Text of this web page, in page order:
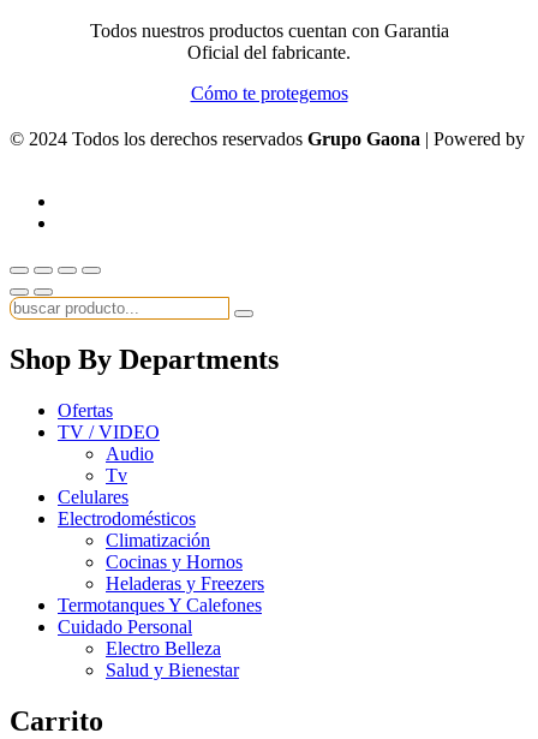
Todos nuestros productos cuentan con Garantia
Oficial del fabricante.
Cómo te protegemos
© 2024 Todos los derechos reservados Grupo Gaona | Powered by
Shop By Departments
Ofertas
TV / VIDEO
Audio
Tv
Celulares
Electrodomésticos
Climatización
Cocinas y Hornos
Heladeras y Freezers
Termotanques Y Calefones
Cuidado Personal
Electro Belleza
Salud y Bienestar
Carrito